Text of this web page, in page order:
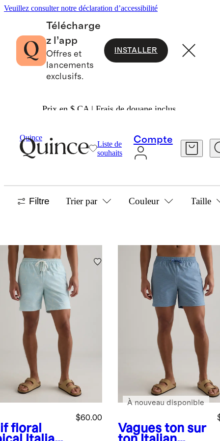
Veuillez consulter notre déclaration d’accessibilité
Télécharge
z l’app
Offres et
lancements
exclusifs.
INSTALLER
Prix en $ CA | Frais de douane inclus.
Quince
Liste de
souhaits
Compte
Maillots De Bain
MAILLOTS DE BAIN POUR HOMMES
Filtre Trier par Couleur Taille
floral
$60.00
Vagues ton sur
À nouveau disponible